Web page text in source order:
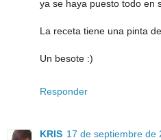
ya se haya puesto todo en
La receta tiene una pinta
Un besote :)
Responder
KRIS 17 de septiembre de